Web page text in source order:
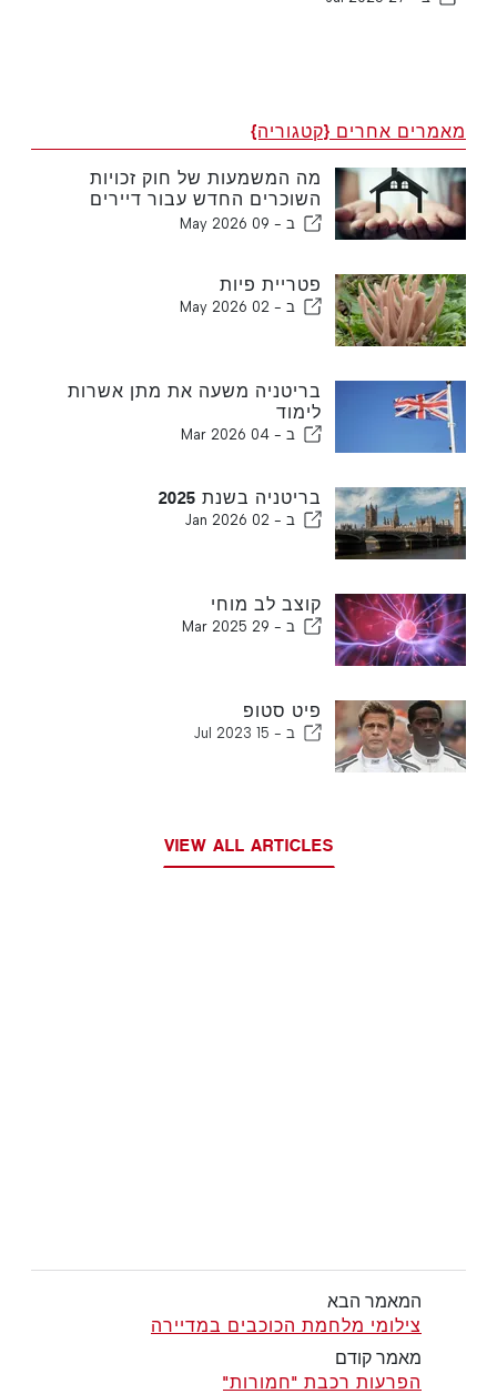
מאמרים אחרים {קטגוריה}
מה המשמעות של חוק זכויות
השוכרים החדש עבור דיירים
ובעלי בתים בבריטניה
ב - 09 May 2026
פטריית פיות
ב - 02 May 2026
בריטניה משעה את מתן אשרות
לימוד
ב - 04 Mar 2026
בריטניה בשנת 2025
ב - 02 Jan 2026
קוצב לב מוחי
ב - 29 Mar 2025
פיט סטופ
ב - 15 Jul 2023
VIEW ALL ARTICLES
המאמר הבא
צילומי מלחמת הכוכבים במדיירה
מאמר קודם
הפרעות רכבת "חמורות"